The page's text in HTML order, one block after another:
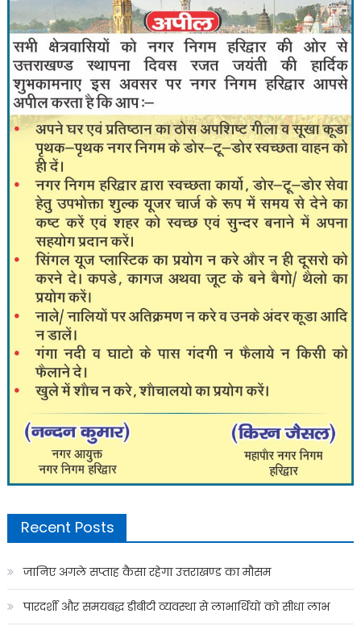
Recent Posts
जानिए अगले सप्ताह कैसा रहेगा उत्तराखण्ड का मौसम
पारदर्शी और समयबद्ध डीबीटी व्यवस्था से लाभार्थियों को सीधा लाभ